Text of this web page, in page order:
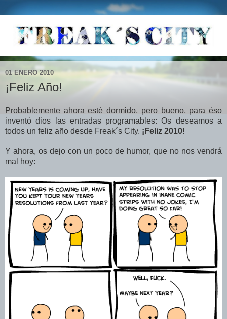
01 ENERO 2010
¡Feliz Año!
Probablemente ahora esté dormido, pero bueno, para éso
inventó dios las entradas programables: Os deseamos a
todos un feliz año desde Freak´s City. ¡Feliz 2010!
Y ahora, os dejo con un poco de humor, que no nos vendrá
mal hoy: